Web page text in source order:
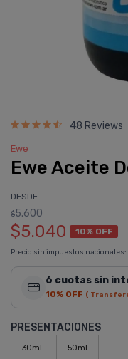
48 Reviews
Ewe
Ewe Aceite
DESDE
$5.600
$5.040 10% OFF
Precio sin impuestos nacionales:
6 cuotas sin
10% OFF (
PRESENTACIONES
30ml 50ml